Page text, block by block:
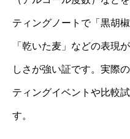
ティングノートで「黒胡
「乾いた麦」などの表現
しさが強い証です。実際
ティングイベントや比較
す。